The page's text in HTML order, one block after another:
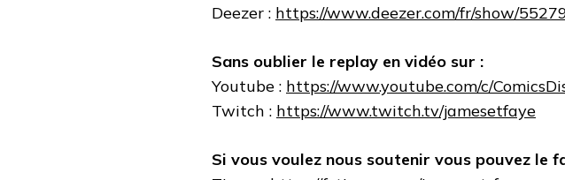
Deezer : https://www.deezer.com/fr/show/
Sans oublier le replay en vidéo sur :
Youtube : https://www.youtube.com/c/
Twitch : https://www.twitch.tv/jamesetfaye
Si vous voulez nous soutenir vous pouvez le